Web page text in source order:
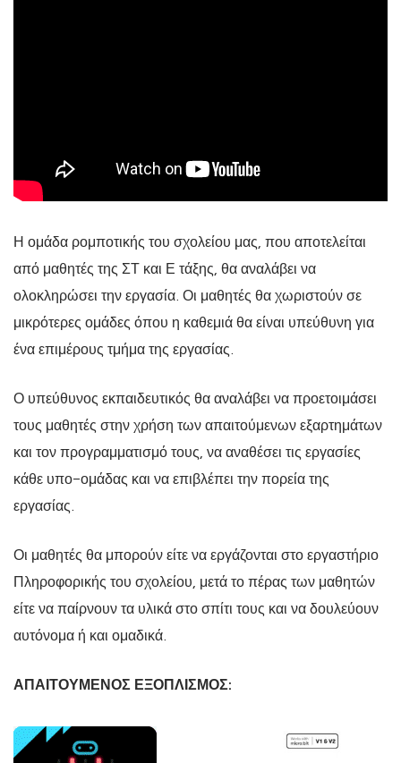
Η ομάδα ρομποτικής του σχολείου μας, που αποτελείται
από μαθητές της ΣΤ και Ε τάξης, θα αναλάβει να
ολοκληρώσει την εργασία. Οι μαθητές θα χωριστούν σε
μικρότερες ομάδες όπου η καθεμιά θα είναι υπεύθυνη για
ένα επιμέρους τμήμα της εργασίας.
Ο υπεύθυνος εκπαιδευτικός θα αναλάβει να προετοιμάσει
τους μαθητές στην χρήση των απαιτούμενων εξαρτημάτων
και τον προγραμματισμό τους, να αναθέσει τις εργασίες
κάθε υπο-ομάδας και να επιβλέπει την πορεία της
εργασίας.
Οι μαθητές θα μπορούν είτε να εργάζονται στο εργαστήριο
Πληροφορικής του σχολείου, μετά το πέρας των μαθητών
είτε να παίρνουν τα υλικά στο σπίτι τους και να δουλεύουν
αυτόνομα ή και ομαδικά.
ΑΠΑΙΤΟΥΜΕΝΟΣ ΕΞΟΠΛΙΣΜΟΣ: